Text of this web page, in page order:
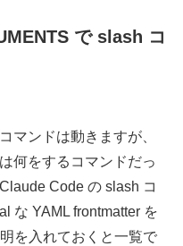
で slash コ
マンドは動きますが、
何をするコマンドだっ
Code の slash コ
な YAML frontmatter を
を入れておくと一覧で